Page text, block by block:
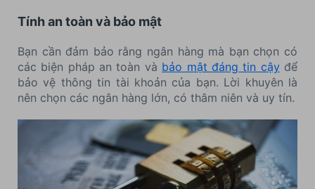
Tính an toàn và bảo mật
Bạn cần đảm bảo rằng ngân hàng mà bạn chọn có
các biện pháp an toàn và bảo mật đáng tin cậyđể
bảo vệ thông tin tài khoản của bạn. Lời khuyên là
nên chọn các ngân hàng lớn, có thâm niên và uy tín.